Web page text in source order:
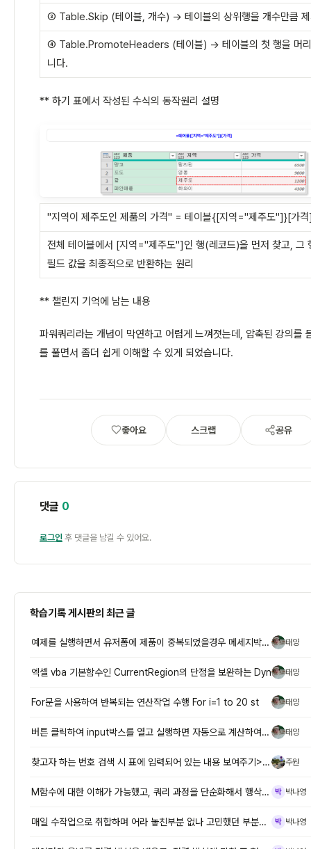
③ Table.Skip (테이블, 개수) → 테이블의 상위행을 개수만큼 제
④ Table.PromoteHeaders (테이블) → 테이블의 첫 행을 머리
니다.
** 하기 표에서 작성된 수식의 동작원리 설명
"지역이 제주도인 제품의 가격" = 테이블{[지역="제주도"]}[가
전체 테이블에서 [지역="제주도"]인 행(레코드)을 먼저 찾고, 그
필드 값을 최종적으로 반환하는 원리
** 챌린지 기억에 남는 내용
파워쿼리라는 개념이 막연하고 어렵게 느껴졋는데, 압축된 강의를
를 풀면서 좀더 쉽게 이해할 수 있게 되었습니다.
좋아요 스크랩 공유
댓글 0
로그인 후 댓글을 남길 수 있어요.
학습기록 게시판의 최근 글
예제를 실행하면서 유저폼에 제품이 중복되었을경우 메세지박스를 통해 이미 태 태양
엑셀 vba 기본함수인 CurrentRegion의 단점을 보완하는 Dyn 태 태양
For문을 사용하여 반복되는 연산작업 수행 For i=1 to 20 st 태 태양
버튼 클릭하여 input박스를 열고 실행하면 자동으로 계산하여 결과물 보 태 태양
찾고자 하는 번호 검색 시 표에 입력되어 있는 내용 보여주기> 필터로 조 주 주원
M함수에 대한 이해가 가능했고, 쿼리 과정을 단순화해서 행삭제,머리글로 박 박나영
매일 수작업으로 취합하며 어라 놓친부분 없나 고민했던 부분이, 이렇게 간 박 박나영